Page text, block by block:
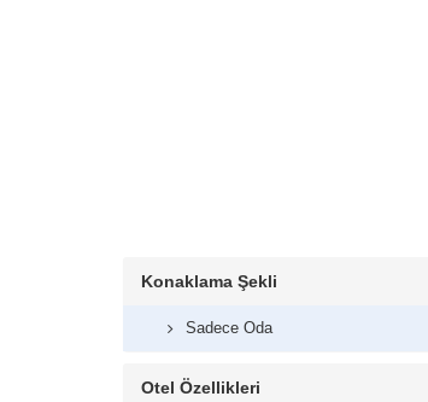
Konaklama Şekli
Sadece Oda
Otel Özellikleri